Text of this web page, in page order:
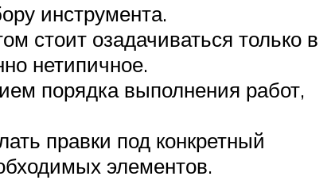
инструмента.
стоит озадачиваться только в
нетипичное.
порядка выполнения работ,
правки под конкретный
элементов.